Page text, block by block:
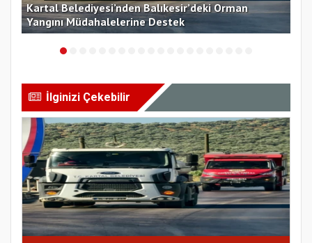
Kartal Belediyesi’nden Balıkesir’deki Orman
Yangını Müdahalelerine Destek
İlginizi Çekebilir